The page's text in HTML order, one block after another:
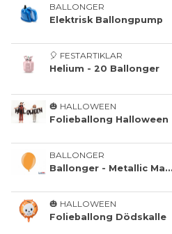
BALLONGER
Elektrisk Ballongpump
🎈 FESTARTIKLAR
Helium - 20 Ballonger
🎃 HALLOWEEN
Folieballong Halloween
BALLONGER
Ballonger - Metallic Mandarin Orange
🎃 HALLOWEEN
Folieballong Dödskalle